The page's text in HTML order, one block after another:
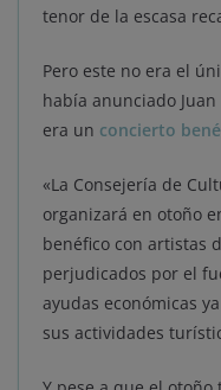
tenor de la escasa
Pero este no era el
había anunciado
era un concierto
«La Consejería de
organizará en otoño
benéfico con artistas
perjudicados por el
ayudas económicas
sus actividades